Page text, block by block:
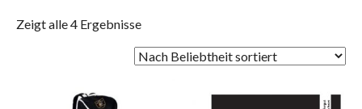
Zeigt alle 4 Ergebnisse